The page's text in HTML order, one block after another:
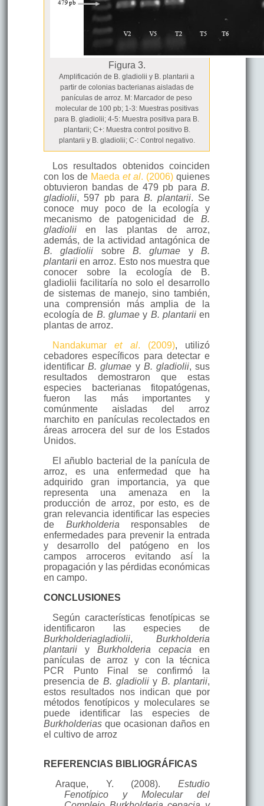
Figura 3.
Amplificación de B. gladiolii y B. plantarii a
partir de colonias bacterianas aisladas de
panículas de arroz. M: Marcador de peso
molecular de 100 pb; 1-3: Muestras positivas
para B. gladiolii; 4-5: Muestra positiva para B.
plantarii; C+: Muestra control positivo B.
plantarii y B. gladiolii; C-: Control negativo.
Los resultados obtenidos coinciden
con los de Maedaet al. (2006) quienes
obtuvieron bandas de 479 pb paraB.
gladiolii, 597 pb para B. plantarii. Se
conoce muy poco de la ecología y
mecanismo de patogenicidad deB.
gladioliien las plantas de arroz,
además, de la actividad antagónica de
B. gladiolii sobreB. glumae yB.
plantariien arroz. Esto nos muestra que
conocer sobre la ecología de B.
gladiolii facilitaría no solo el desarrollo
de sistemas de manejo, sino también,
una comprensión más amplia de la
ecología de B. glumaey B. plantariien
plantas de arroz.
Nandakumaret al. (2009), utilizó
cebadores específicos para detectar e
identificarB. glumae y B. gladiolii, sus
resultados demostraron que estas
especies bacterianas fitopatógenas,
fueron las más importantes y
comúnmente aisladas del arroz
marchito en panículas recolectados en
áreas arrocera del sur de los Estados
Unidos.
El añublo bacterial de la panícula de
arroz, es una enfermedad que ha
adquirido gran importancia, ya que
representa una amenaza en la
producción de arroz, por esto, es de
gran relevancia identificar las especies
de Burkholderia responsables de
enfermedades para prevenir la entrada
y desarrollo del patógeno en los
campos arroceros evitando así la
propagación y las pérdidas económicas
en campo.
CONCLUSIONES
Según características fenotípicas se
identificaron las especies de
Burkholderiagladiolii,Burkholderia
plantariiyBurkholderia cepacia en
panículas de arroz y con la técnica
PCR Punto Final se confirmó la
presencia de B. gladioliiy B. plantarii,
estos resultados nos indican que por
métodos fenotípicos y moleculares se
puede identificar las especies de
Burkholderiasque ocasionan daños en
el cultivo de arroz
REFERENCIAS BIBLIOGRÁFICAS
Araque, Y. (2008).Estudio
Fenotípico y Molecular del